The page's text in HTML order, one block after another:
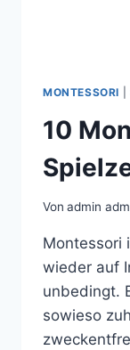
MONTESSORI
10
Von admin
Montessori
wieder auf
unbedingt.
sowieso